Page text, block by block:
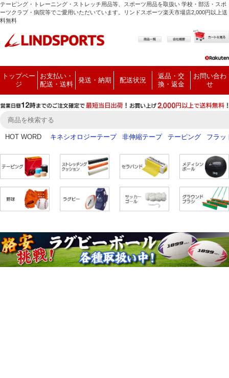
テーピング・トレーニング・ストレッチ用品等、スポーツ用品を取扱い 学校・部活・スポ
ーツクラブ・病院等でご愛用いただいています。リンドスポーツ楽天市場店2,000円以上送
料無料
トップペー
ジ
お支払い・
配送・送料
発送・納期 配送状況
返品・交
換・返金
お問い合わ
せ